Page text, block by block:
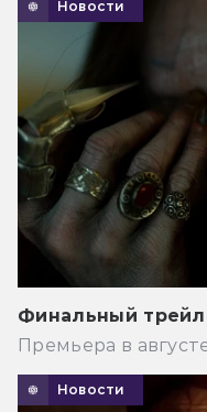
Новости
Финальный
Премьера в
Новости